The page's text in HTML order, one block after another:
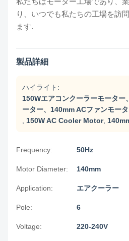
り、いつでも私たちの工場を訪
ます.
製品詳細
ハイライト:
150Wエアコンクーラーモーター
ーター、140mm ACファンモー
, 150W AC Cooler Motor,
Frequency: 50Hz
Motor Diameter: 140mm
Application: エアクーラー
Pole: 6
Voltage: 220-240V